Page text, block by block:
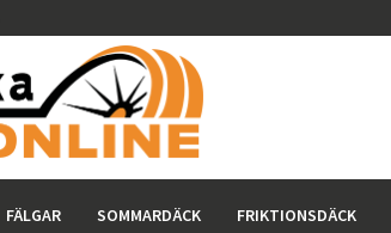
FÄLGAR SOMMARDÄCK FRIKTIONSDÄCK